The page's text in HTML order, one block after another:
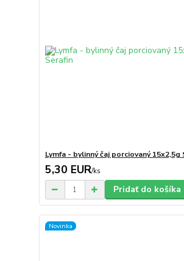
Lymfa - bylinný čaj porciovaný 15x2,5g
5,30 EUR/ks
Pridať do košíka
Novinka